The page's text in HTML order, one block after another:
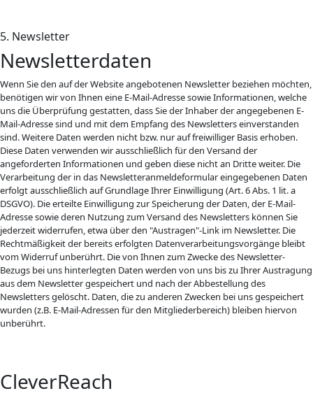
5. Newsletter
Newsletterdaten
Wenn Sie den auf der Website angebotenen Newsletter beziehen möchten,
benötigen wir von Ihnen eine E-Mail-Adresse sowie Informationen, welche
uns die Überprüfung gestatten, dass Sie der Inhaber der angegebenen E-
Mail-Adresse sind und mit dem Empfang des Newsletters einverstanden
sind. Weitere Daten werden nicht bzw. nur auf freiwilliger Basis erhoben.
Diese Daten verwenden wir ausschließlich für den Versand der
angeforderten Informationen und geben diese nicht an Dritte weiter. Die
Verarbeitung der in das Newsletteranmeldeformular eingegebenen Daten
erfolgt ausschließlich auf Grundlage Ihrer Einwilligung (Art. 6 Abs. 1 lit. a
DSGVO). Die erteilte Einwilligung zur Speicherung der Daten, der E-Mail-
Adresse sowie deren Nutzung zum Versand des Newsletters können Sie
jederzeit widerrufen, etwa über den "Austragen"-Link im Newsletter. Die
Rechtmäßigkeit der bereits erfolgten Datenverarbeitungsvorgänge bleibt
vom Widerruf unberührt. Die von Ihnen zum Zwecke des Newsletter-
Bezugs bei uns hinterlegten Daten werden von uns bis zu Ihrer Austragung
aus dem Newsletter gespeichert und nach der Abbestellung des
Newsletters gelöscht. Daten, die zu anderen Zwecken bei uns gespeichert
wurden (z.B. E-Mail-Adressen für den Mitgliederbereich) bleiben hiervon
unberührt.
CleverReach